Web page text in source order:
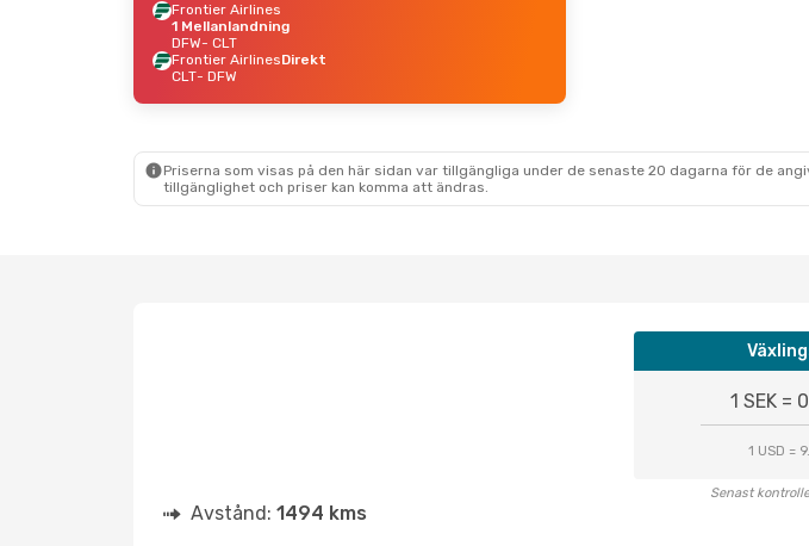
Frontier Airlines
1 Mellanlandning
DFW- CLT
Frontier AirlinesDirekt
CLT- DFW
Priserna som visas på den här sidan var tillgängliga under de senaste 20 dagarna för de
tillgänglighet och priser kan komma att ändras.
1 SEK =
1 USD =
Senast
Avstånd: 1494 kms